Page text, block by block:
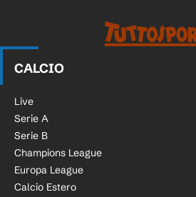
CALCIO
Live
Serie A
Serie B
Champions League
Europa League
Calcio Estero